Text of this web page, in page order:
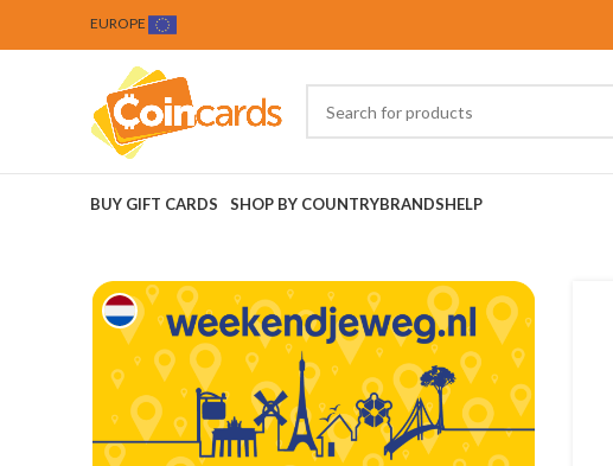
EUROPE
BUY GIFT CARDS SHOP BY COUNTRYBRANDSHELP